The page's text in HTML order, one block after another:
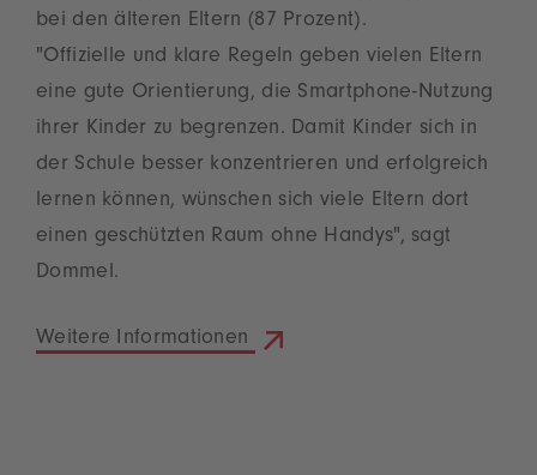
bei den älteren Eltern (87 Prozent).
"Offizielle und klare Regeln geben vielen Eltern
eine gute Orientierung, die Smartphone-Nutzung
ihrer Kinder zu begrenzen. Damit Kinder sich in
der Schule besser konzentrieren und erfolgreich
lernen können, wünschen sich viele Eltern dort
einen geschützten Raum ohne Handys", sagt
Dommel.
Weitere Informationen